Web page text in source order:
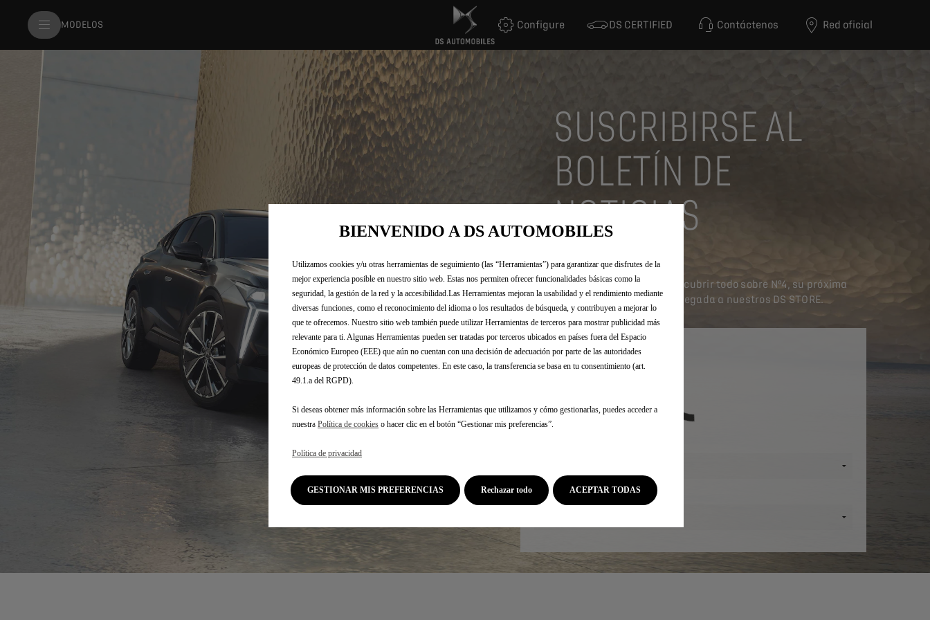
MODELOS Configure DS CERTIFIED Contáctenos Red oficial
SUSCRIBIRSE AL
BOLETÍN DE
NOTICIAS
Regístrese ahora para descubrir todo sobre Nº4, su próxima
apertura de pedidos y su llegada a nuestros DS STORE.
Elija una motorización
BIENVENIDO A DS AUTOMOBILES
Utilizamos cookies y/u otras herramientas de seguimiento (las “Herramientas”) para garantizar que disfrutes de la
mejor experiencia posible en nuestro sitio web. Estas nos permiten ofrecer funcionalidades básicas como la
seguridad, la gestión de la red y la accesibilidad.Las Herramientas mejoran la usabilidad y el rendimiento mediante
diversas funciones, como el reconocimiento del idioma o los resultados de búsqueda, y contribuyen a mejorar lo
que te ofrecemos. Nuestro sitio web también puede utilizar Herramientas de terceros para mostrar publicidad más
relevante para ti. Algunas Herramientas pueden ser tratadas por terceros ubicados en países fuera del Espacio
Económico Europeo (EEE) que aún no cuentan con una decisión de adecuación por parte de las autoridades
europeas de protección de datos competentes. En este caso, la transferencia se basa en tu consentimiento (art.
49.1.a del RGPD).
Si deseas obtener más información sobre las Herramientas que utilizamos y cómo gestionarlas, puedes acceder a
nuestra Política de cookies o hacer clic en el botón “Gestionar mis preferencias”.
Política de privacidad
GESTIONAR MIS PREFERENCIAS ACEPTAR TODAS
Rechazar todo